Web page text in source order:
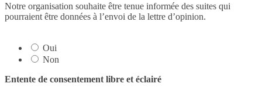
Notre organisation souhaite être tenue informée des suites qui
pourraient être données à l’envoi de la lettre d’opinion.
Oui
Non
Entente de consentement libre et éclairé